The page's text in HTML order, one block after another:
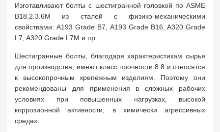
Изготавливают болты с шестигранной головкой по ASME
B18.2.3.6M из сталей с физико-механическими
свойствами: A193 Grade B7, A193 Grade B16, A320 Grade
L7, A320 Grade L7M и пр.
Шестигранные болты, благодаря характеристикам сырья
для производства, имеют класс прочности 8.8 и относятся
к высокопрочным крепежным изделиям. Поэтому они
рекомендованы для применения в сложных рабочих
условиях при повышенных нагрузках, высокой
коррозионной активности, в химически агрессивных
средах.